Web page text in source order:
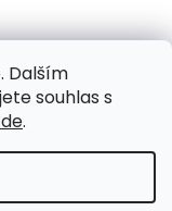
Dalším
souhlas s
.
Provita